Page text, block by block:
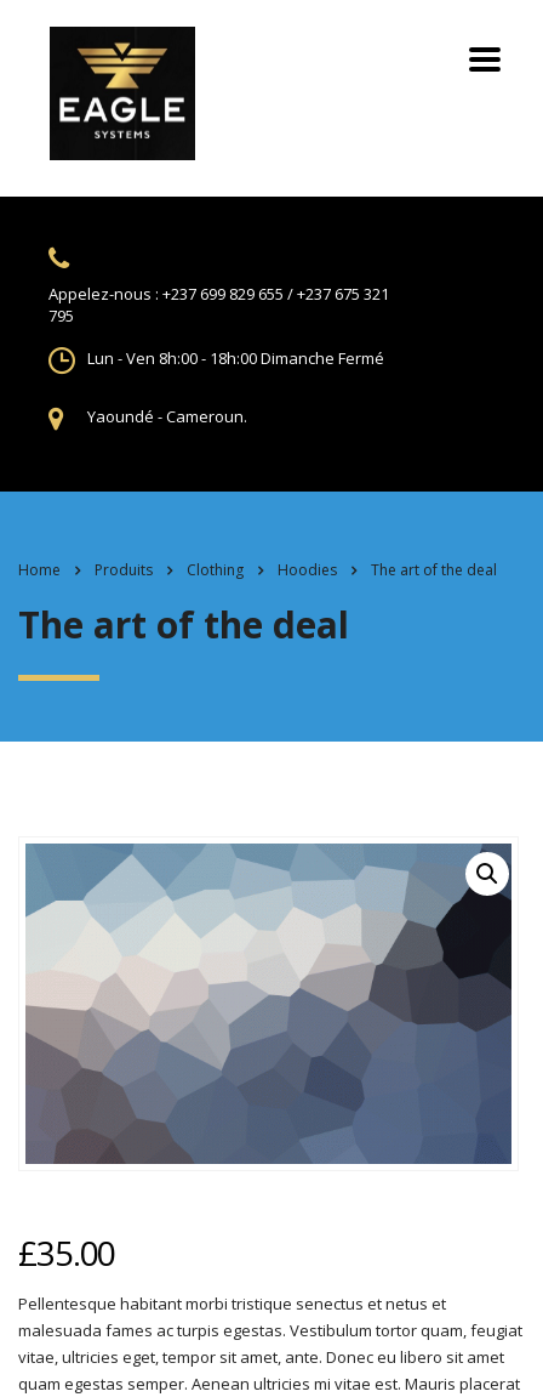
Appelez-nous : +237 699 829 655 / +237 675 321
795
Lun - Ven 8h:00 - 18h:00Dimanche Fermé
Yaoundé -Cameroun.
Home Produits Clothing Hoodies The art of the deal
The art of the deal
£35.00
Pellentesque habitant morbi tristique senectus et netus et
malesuada fames ac turpis egestas. Vestibulum tortor quam, feugiat
vitae, ultricies eget, tempor sit amet, ante. Donec eu libero sit amet
quam egestas semper. Aenean ultricies mi vitae est. Mauris placerat